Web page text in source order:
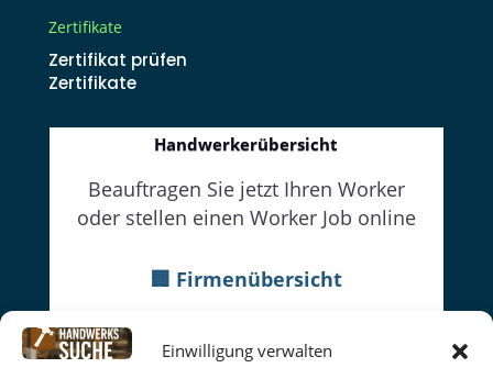
Einwilligung verwalten
Zertifikate
Zertifikat prüfen
Zertifikate
Handwerkerübersicht
Beauftragen Sie jetzt Ihren Worker
oder stellen einen Worker Job online
🏢 Firmenübersicht
👷Worker